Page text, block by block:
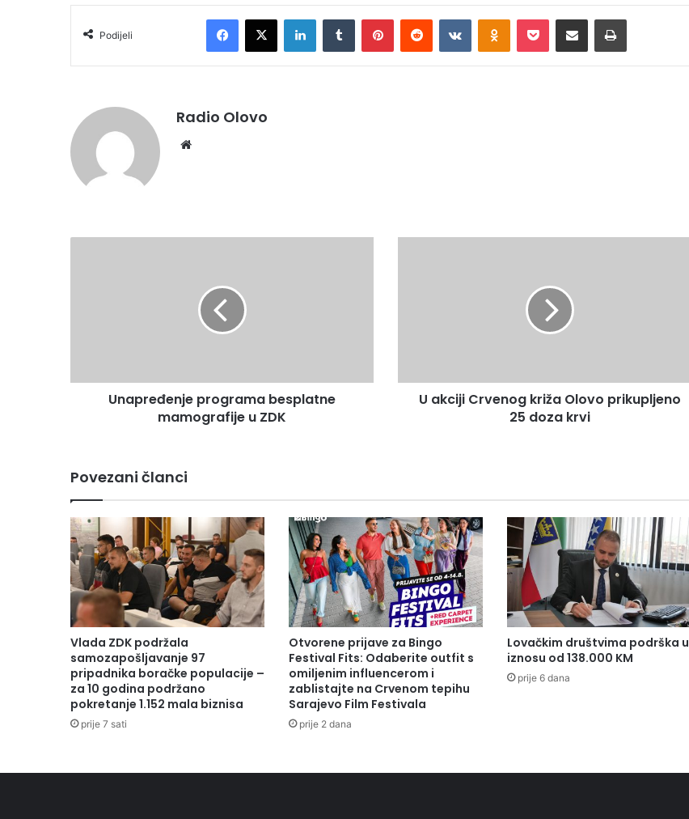
Podijeli
Facebook
X LinkedInTumblr PinterestReddit VKontakteOdnoklassniki
Pocket Podijeli putem Emaila Print
Radio Olovo
Unapređenje programa besplatne
mamografije u ZDK
krvi
U akciji Crvenog križa Olovo prikupljeno
25 doza krvi
Povezani članci
Vlada ZDK podržala
samozapošljavanje 97
pripadnika boračke populacije –
za 10 godina podržano
pokretanje 1.152 mala biznisa
prije 7 sati
Otvorene prijave za Bingo
Festival Fits: Odaberite outfit s
omiljenim influencerom i
zablistajte na Crvenom tepihu
Sarajevo Film Festivala
prije 2 dana
Lovačkim društvima podrška u
iznosu od 138.000 KM
prije 6 dana